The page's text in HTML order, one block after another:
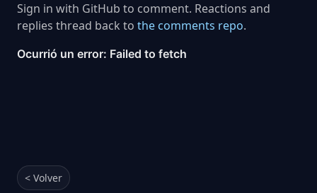
Sign in with GitHub to comment. Reactions and
replies thread back to the comments repo.
< Volver